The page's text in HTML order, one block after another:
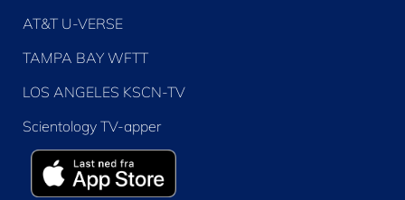
AT&T U-VERSE
TAMPA BAY WFTT
LOS ANGELES KSCN-TV
Scientology TV-apper